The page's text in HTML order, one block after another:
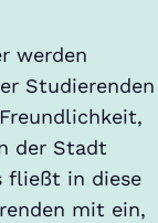
werden
Studierenden
der Stadt
fließt in diese
mit ein,